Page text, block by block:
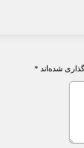
شده‌اند *